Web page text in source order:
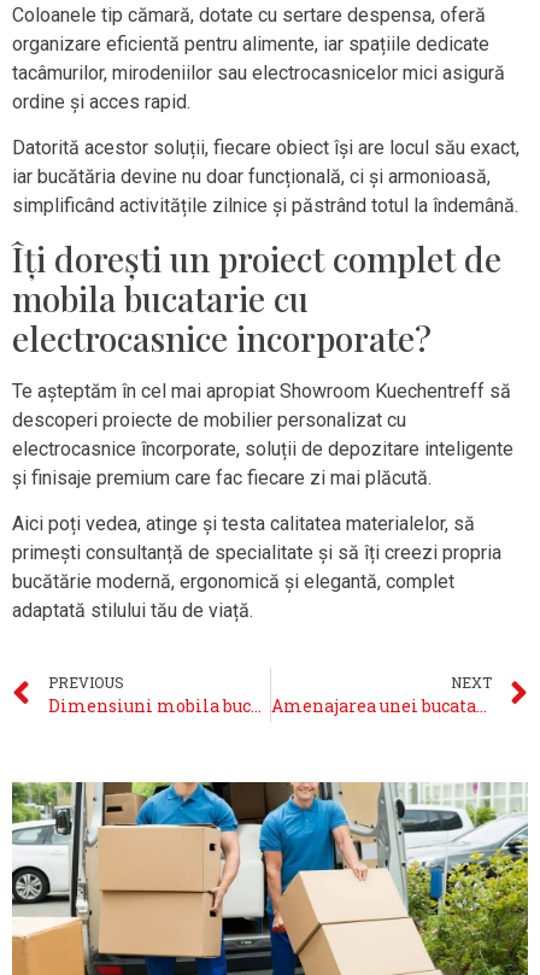
Coloanele tip cămară, dotate cu sertare despensa, oferă
organizare eficientă pentru alimente, iar spațiile dedicate
tacâmurilor, mirodeniilor sau electrocasnicelor mici asigură
ordine și acces rapid.
Datorită acestor soluții, fiecare obiect își are locul său exact,
iar bucătăria devine nu doar funcțională, ci și armonioasă,
simplificând activitățile zilnice și păstrând totul la îndemână.
Îți dorești un proiect complet de
mobila bucatarie cu
electrocasnice incorporate?
Te așteptăm în cel mai apropiat Showroom Kuechentreff să
descoperi proiecte de mobilier personalizat cu
electrocasnice încorporate, soluții de depozitare inteligente
și finisaje premium care fac fiecare zi mai plăcută.
Aici poți vedea, atinge și testa calitatea materialelor, să
primești consultanță de specialitate și să îți creezi propria
bucătărie modernă, ergonomică și elegantă, complet
adaptată stilului tău de viață.
PREVIOUS
Dimensiuni mobila bucatarie: ghid complet proiectare mobilier
NEXT
Amenajarea unei bucatarii fara corpuri suspendate pentru spații limitate